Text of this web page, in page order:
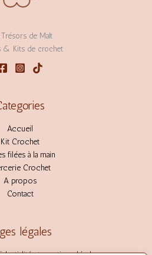
Trésors de Malt
& Kits de crochet
Accueil
Kit Crochet
filées à la main
Crochet
A propos
Contact
légales